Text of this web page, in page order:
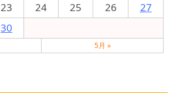
23 24 25 26
27
30
5月 »